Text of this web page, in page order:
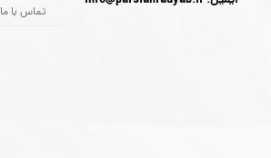
تماس با ما